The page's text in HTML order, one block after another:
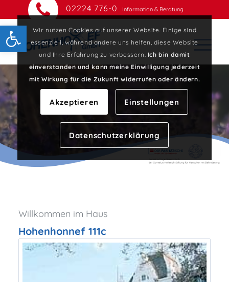
Open toolbar
02224 776-0 Information & Beratung
Willkommen im Haus
Hohenhonnef 111c
Wir nutzen Cookies auf unserer Website. Einige sind
essenziell, während andere uns helfen, diese Website
und Ihre Erfahrung zu verbessern. Ich bin damit
einverstanden und kann meine Einwilligung jederzeit
mit Wirkung für die Zukunft widerrufen oder ändern.
Akzeptieren Einstellungen
Datenschutzerklärung